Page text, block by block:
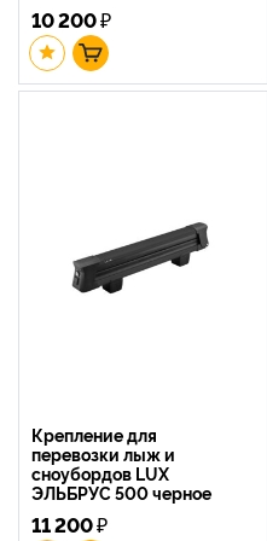
10 200₽
Крепление для
перевозки лыж и
сноубордов LUX
ЭЛЬБРУС 500 черное
11 200₽